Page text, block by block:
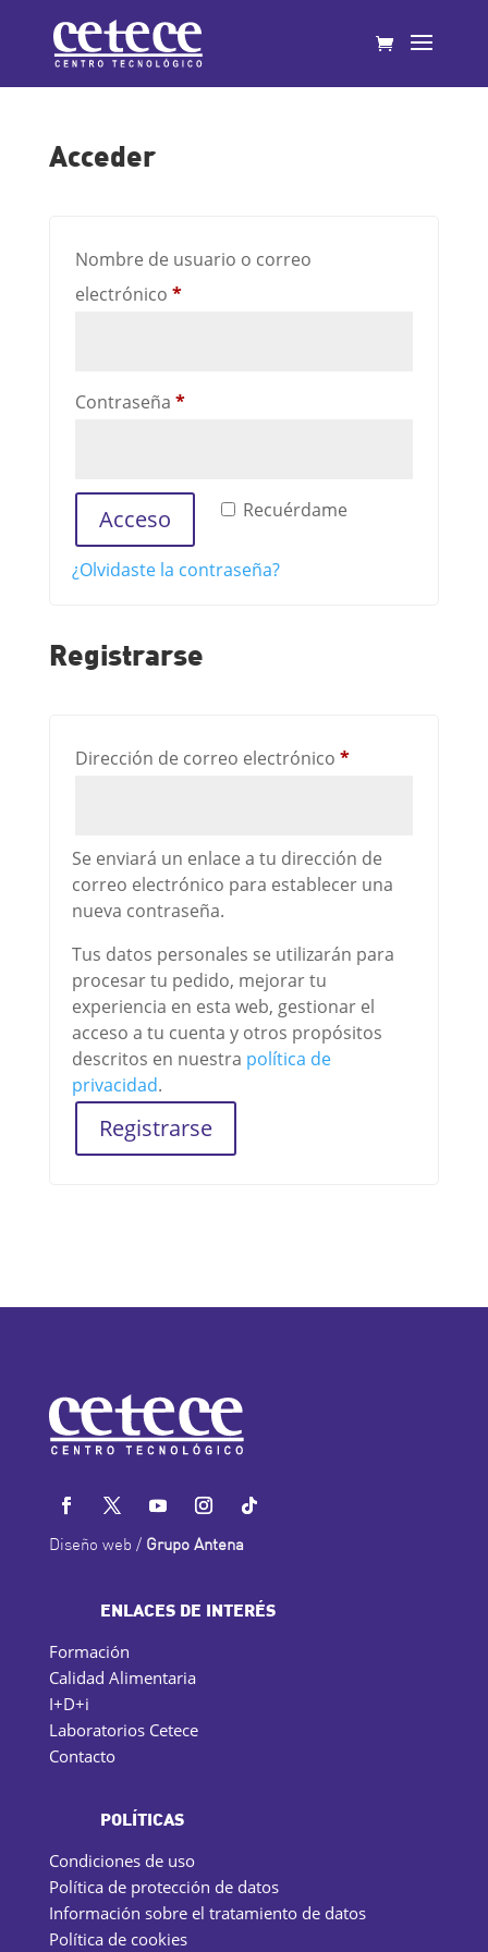
Acceder
Nombre de usuario o correo
electrónico *
Contraseña *
Recuérdame
Acceso
¿Olvidaste la contraseña?
Registrarse
Dirección de correo electrónico *
Se enviará un enlace a tu dirección de
correo electrónico para establecer una
nueva contraseña.
Tus datos personales se utilizarán para
procesar tu pedido, mejorar tu
experiencia en esta web, gestionar el
acceso a tu cuenta y otros propósitos
descritos en nuestra política de
privacidad.
Registrarse
Diseño web / Grupo Antena
ENLACES DE INTERÉS
Formación
Calidad Alimentaria
I+D+i
Laboratorios Cetece
Contacto
POLÍTICAS
Condiciones de uso
Política de protección de datos
Información sobre el tratamiento de datos
Política de cookies